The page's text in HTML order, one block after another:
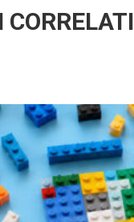
CORRELATI